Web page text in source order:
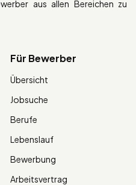
aus allen Bereichen zu
Für Bewerber
Übersicht
Jobsuche
Berufe
Lebenslauf
Bewerbung
Arbeitsvertrag